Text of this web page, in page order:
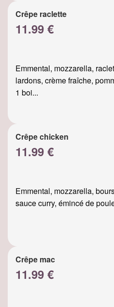
Crêpe raclette
11.99 €
Emmental, mozzarella,
lardons, crème fraîche,
1 boi...
Crêpe chicken
11.99 €
Emmental, mozzarella,
sauce curry, émincé de
Crêpe mac
11.99 €